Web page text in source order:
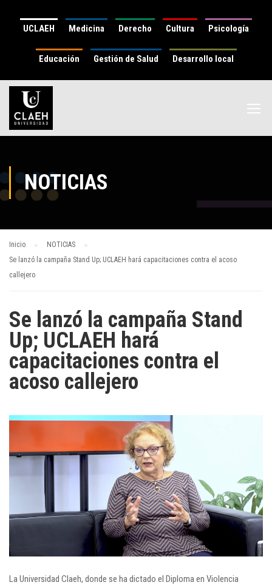
UCLAEH Medicina Derecho Cultura Psicología
Educación Gestión de Salud Desarrollo local
NOTICIAS
Inicio
NOTICIAS
Se lanzó la campaña Stand Up; UCLAEH hará capacitaciones contra el acoso
callejero
Se lanzó la campaña Stand
Up; UCLAEH hará
capacitaciones contra el
acoso callejero
La Universidad Claeh, donde se ha dictado el Diploma en Violencia